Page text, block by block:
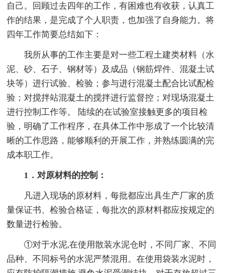
自己。回顾过去四年的工作，有困难也有收获，认真工
作的结果，是完成了个人职责，也加强了自身能力。将
四年工作简要总结如下：
我所从事的工作主要是对一些工程土建类材料（水
泥、砂、石子、钢材等）及成品（钢筋焊件、混凝土试
块等）进行试验、检验；参与进行混凝土配合比试配检
验；对搅拌站混凝土的搅拌进行监督控；对现场混凝土
进行控制工作等。 陆续的在试验室接触更多的项目检
验，明确了工作程序，在具体工作中形成了一个比较清
晰的工作思路，能够顺利的开展工作，并熟练圆满的完
成本职工作。
1．对原材料的控制：
凡进入现场的原材料，每批都应出具生产厂家的质
量保证书、检验合格证，每批次的原材料都应按规定的
数量进行检验。
①对于水泥,在使用散装水泥仓时，不同厂家、不同
品种、不同标号的水泥严禁混用。在使用袋装水泥时，